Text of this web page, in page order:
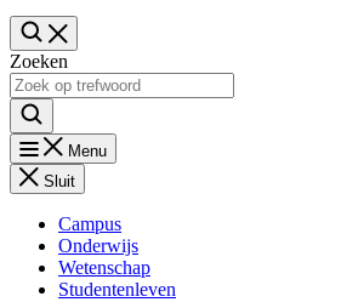
Zoeken
Menu
Sluit
Campus
Onderwijs
Wetenschap
Studentenleven